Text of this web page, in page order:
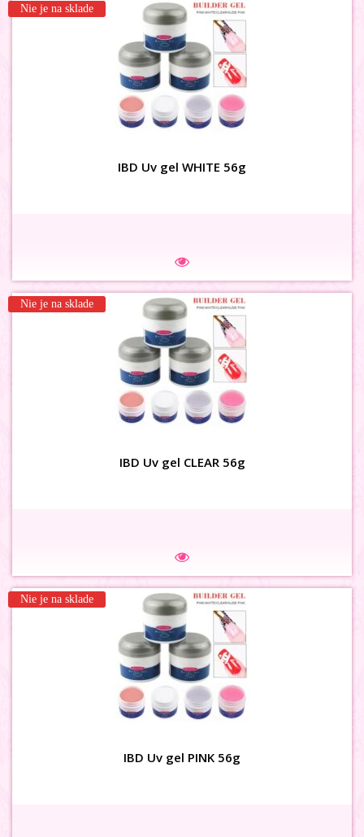
3D MAŠLIČKY siet bielomodré
3D MAŠLIČKY siet hnedé
3D MAŠLIČKY zamat marhulové
Nie je na sklade
IBD Uv gel WHITE 56g
Nie je na sklade
IBD Uv gel CLEAR 56g
Nie je na sklade
IBD Uv gel PINK 56g